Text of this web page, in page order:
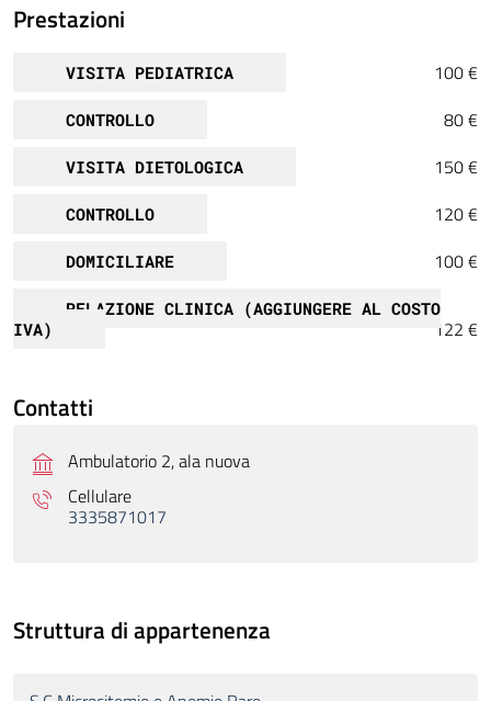
Prestazioni
VISITA PEDIATRICA 100 €
CONTROLLO 80 €
VISITA DIETOLOGICA 150 €
CONTROLLO 120 €
DOMICILIARE 100 €
RELAZIONE CLINICA (AGGIUNGERE AL COSTO
IVA)
122 €
Contatti
Ambulatorio 2, ala nuova
Cellulare
3335871017
Struttura di appartenenza